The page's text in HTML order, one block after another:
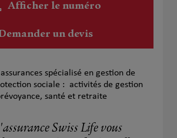
Afficher le numéro
un devis
spécialisé en gestion de
sociale : activités de gestion
santé et retraite
Swiss Life vous